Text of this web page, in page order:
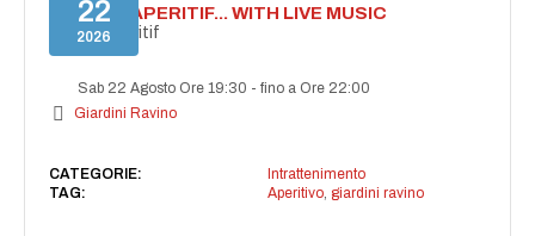
22
2026
SECRET APERITIF... WITH LIVE MUSIC
Secret aperitif
Sab 22 Agosto Ore 19:30 -fino a Ore 22:00
Giardini Ravino
CATEGORIE:
Intrattenimento
TAG:
Aperitivo, giardini ravino